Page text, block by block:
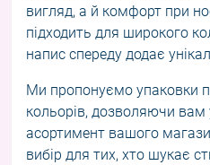
вигляд, а й комфорт при
підходить для широкого
напис спереду додає
Ми пропонуємо упаковки
кольорів, дозволяючи вам
асортимент вашого
вибір для тих, хто шукає